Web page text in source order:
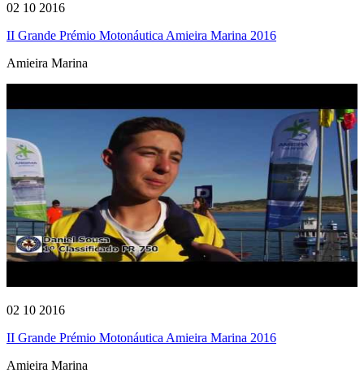
02 10 2016
II Grande Prémio Motonáutica Amieira Marina 2016
Amieira Marina
02 10 2016
II Grande Prémio Motonáutica Amieira Marina 2016
Amieira Marina